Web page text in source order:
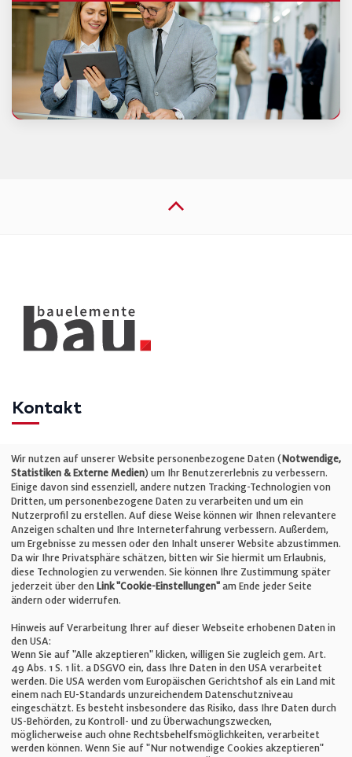
Kontakt
Telefon: +49 (0)711 2585563-0
E-Mail:info@bauelemente-bau.eu
Unternehmen
Impressum
Cookie-Einstellungen
AGB
Wir nutzen auf unserer Website personenbezogene Daten (Notwendige,
Statistiken & Externe Medien) um Ihr Benutzererlebnis zu verbessern.
Einige davon sind essenziell, andere nutzen Tracking-Technologien von
Dritten, um personenbezogene Daten zu verarbeiten und um ein
Nutzerprofil zu erstellen. Auf diese Weise können wir Ihnen relevantere
Anzeigen schalten und Ihre Interneterfahrung verbessern. Außerdem,
um Ergebnisse zu messen oder den Inhalt unserer Website abzustimmen.
Da wir Ihre Privatsphäre schätzen, bitten wir Sie hiermit um Erlaubnis,
diese Technologien zu verwenden. Sie können Ihre Zustimmung später
jederzeit über den Link "Cookie-Einstellungen" am Ende jeder Seite
ändern oder widerrufen.
Hinweis auf Verarbeitung Ihrer auf dieser Webseite erhobenen Daten in
den USA:
Wenn Sie auf "Alle akzeptieren" klicken, willigen Sie zugleich gem. Art.
49 Abs. 1 S. 1 lit. a DSGVO ein, dass Ihre Daten in den USA verarbeitet
werden. Die USA werden vom Europäischen Gerichtshof als ein Land mit
einem nach EU-Standards unzureichendem Datenschutzniveau
eingeschätzt. Es besteht insbesondere das Risiko, dass Ihre Daten durch
US-Behörden, zu Kontroll- und zu Überwachungszwecken,
möglicherweise auch ohne Rechtsbehelfsmöglichkeiten, verarbeitet
werden können. Wenn Sie auf "Nur notwendige Cookies akzeptieren"